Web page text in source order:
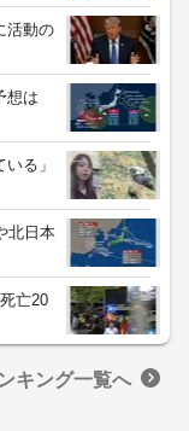
活動の
想は
る」
北日本
亡20
キング一覧へ